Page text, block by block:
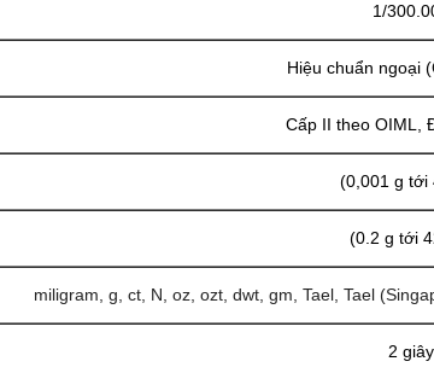
1/
Hiệu chuẩn ngoại
Cấp II theo OIML,
(0,001 g tới
(0.2 g tới
miligram, g, ct, N, oz, ozt, dwt, gm, Tael, Tael
2 giây